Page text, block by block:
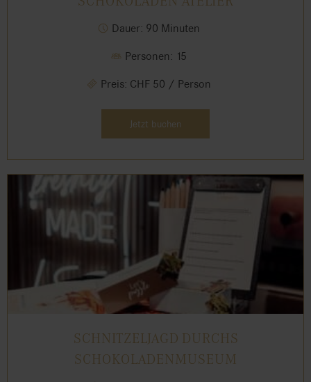
Dauer: 90 Minuten
Personen: 15
Preis: CHF 50 / Person
Jetzt buchen
SCHNITZELJAGD DURCHS
SCHOKOLADENMUSEUM